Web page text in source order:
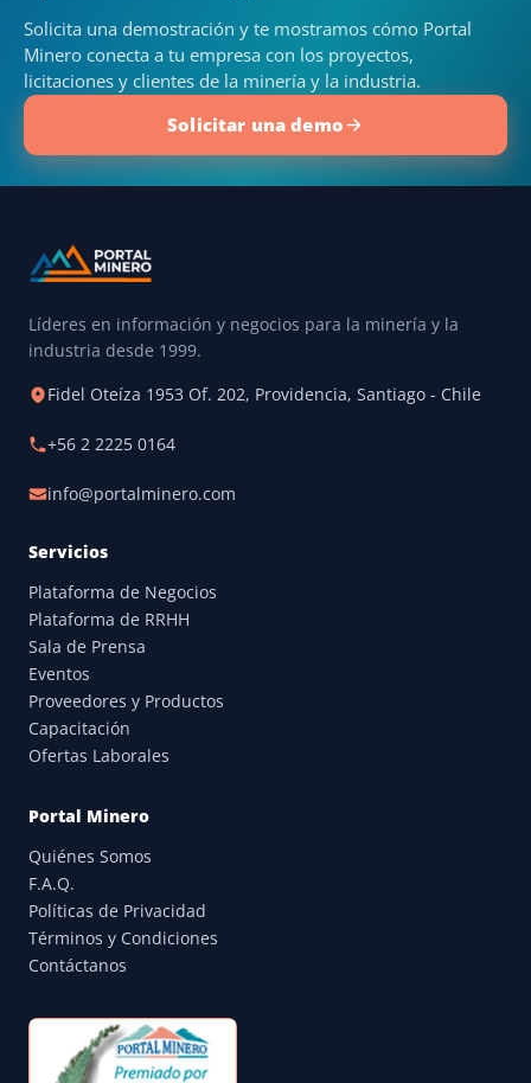
Solicita una demostración y te mostramos cómo Portal
Minero conecta a tu empresa con los proyectos,
licitaciones y clientes de la minería y la industria.
Solicitar una demo
Líderes en información y negocios para la minería y la
industria desde 1999.
Fidel Oteíza 1953 Of. 202, Providencia, Santiago - Chile
+56 2 2225 0164
info@portalminero.com
Servicios
Plataforma de Negocios
Plataforma de RRHH
Sala de Prensa
Eventos
Proveedores y Productos
Capacitación
Ofertas Laborales
Portal Minero
Quiénes Somos
F.A.Q.
Políticas de Privacidad
Términos y Condiciones
Contáctanos